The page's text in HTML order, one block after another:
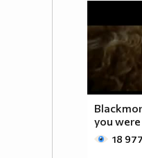
you
18 977